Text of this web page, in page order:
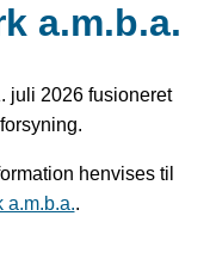
a.m.b.a.
juli 2026 fusioneret
henvises til
a.m.b.a..